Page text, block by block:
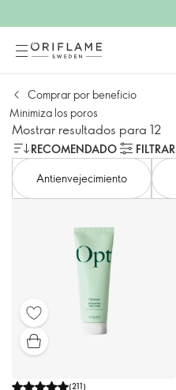
Comprar por beneficio
Minimiza los poros
Mostrar resultados para 12
RECOMENDADO
FILTRAR
Antienvejecimiento
(211)